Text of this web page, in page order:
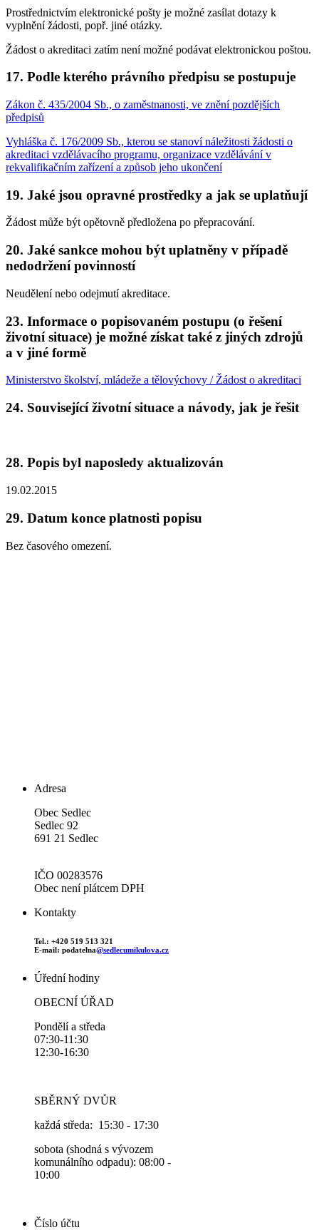
Prostřednictvím elektronické pošty je možné zasílat dotazy k
vyplnění žádosti, popř. jiné otázky.
Žádost o akreditaci zatím není možné podávat elektronickou poštou.
17. Podle kterého právního předpisu se postupuje
Zákon č. 435/2004 Sb., o zaměstnanosti, ve znění pozdějších
předpisů
Vyhláška č. 176/2009 Sb., kterou se stanoví náležitosti žádosti o
akreditaci vzdělávacího programu, organizace vzdělávání v
rekvalifikačním zařízení a způsob jeho ukončení
19. Jaké jsou opravné prostředky a jak se uplatňují
Žádost může být opětovně předložena po přepracování.
20. Jaké sankce mohou být uplatněny v případě
nedodržení povinností
Neudělení nebo odejmutí akreditace.
23. Informace o popisovaném postupu (o řešení
životní situace) je možné získat také z jiných zdrojů
a v jiné formě
Ministerstvo školství, mládeže a tělovýchovy / Žádost o akreditaci
24. Související životní situace a návody, jak je řešit
28. Popis byl naposledy aktualizován
19.02.2015
29. Datum konce platnosti popisu
Bez časového omezení.
Adresa
Obec Sedlec
Sedlec 92
691 21 Sedlec
IČO 00283576
Obec není plátcem DPH
Kontakty
Tel.: +420 519 513 321
E-mail: podatelna@sedlecumikulova.cz
Úřední hodiny
OBECNÍ ÚŘAD
Pondělí a středa
07:30-11:30
12:30-16:30
SBĚRNÝ DVŮR
každá středa: 15:30 - 17:30
sobota (shodná s vývozem
komunálního odpadu): 08:00 -
10:00
Číslo účtu